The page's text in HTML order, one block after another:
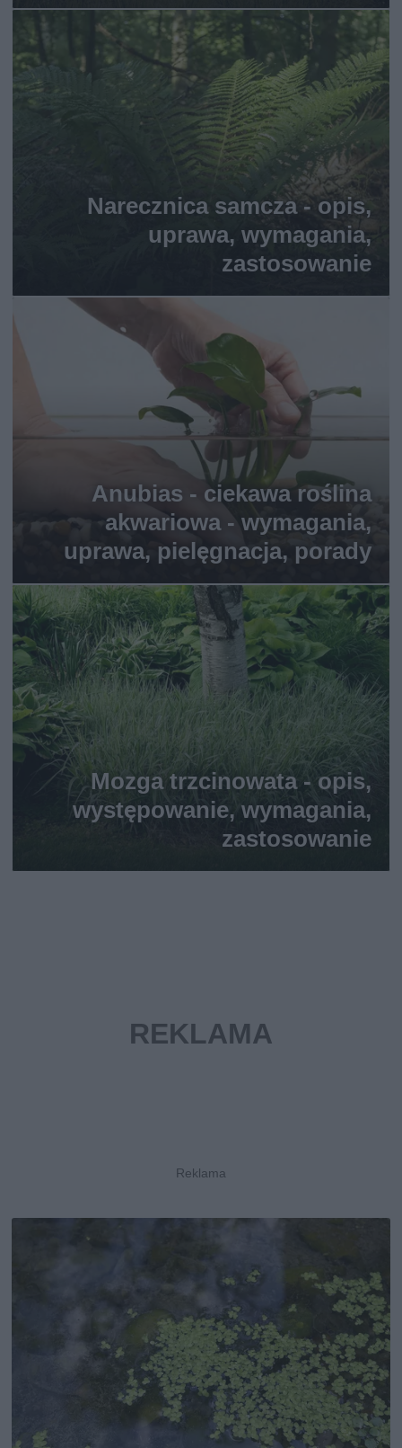
Narecznica samcza - opis,
uprawa, wymagania,
zastosowanie
Anubias - ciekawa roślina
akwariowa - wymagania,
uprawa, pielęgnacja, porady
Mozga trzcinowata - opis,
występowanie, wymagania,
zastosowanie